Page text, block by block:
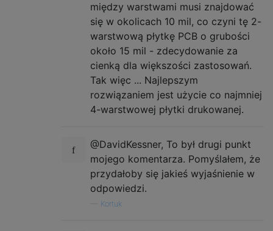
między warstwami musi znajdować
się w okolicach 10 mil, co czyni tę 2-
warstwową płytkę PCB o grubości
około 15 mil - zdecydowanie za
cienką dla większości zastosowań.
Tak więc ... Najlepszym
rozwiązaniem jest użycie co najmniej
4-warstwowej płytki drukowanej.
@DavidKessner, To był drugi punkt
mojego komentarza. Pomyślałem, że
przydałoby się jakieś wyjaśnienie w
odpowiedzi.
Kortuk